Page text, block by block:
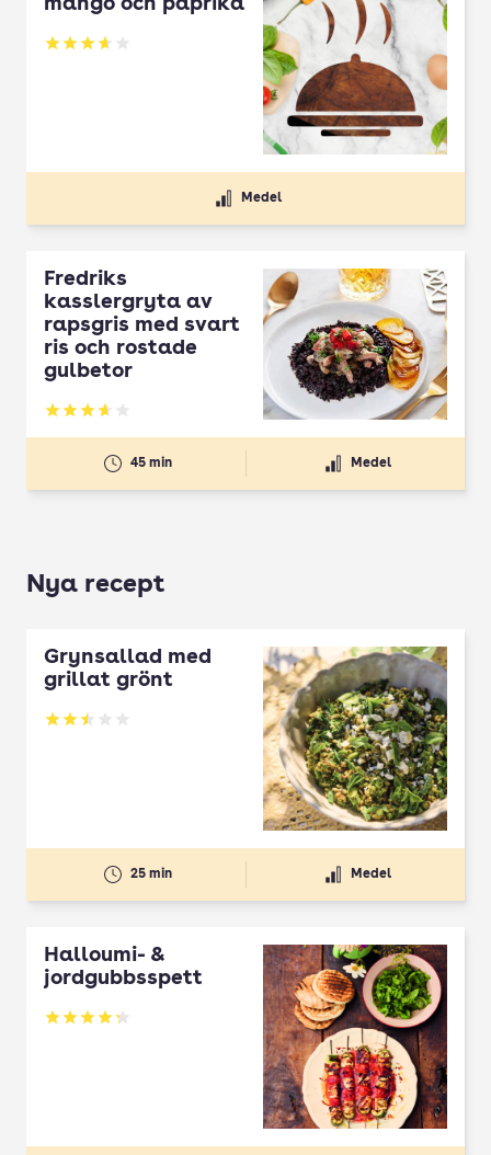
mango och paprika
Betyg: 3.67 av 5
Medel
Fredriks
kasslergryta av
rapsgris med svart
ris och rostade
gulbetor
Betyg: 3.67 av 5
45 min Medel
Nya recept
Grynsallad med
grillat grönt
Betyg: 2.5 av 5
25 min Medel
Halloumi- &
jordgubbsspett
Betyg: 4.3 av 5